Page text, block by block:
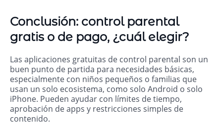
Conclusión: control parental
gratis o de pago, ¿cuál elegir?
Las aplicaciones gratuitas de control parental son un
buen punto de partida para necesidades básicas,
especialmente con niños pequeños o familias que
usan un solo ecosistema, como solo Android o solo
iPhone. Pueden ayudar con límites de tiempo,
aprobación de apps y restricciones simples de
contenido.